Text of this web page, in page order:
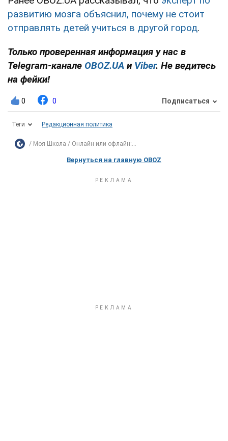
развитию мозга объяснил, почему не стоит
отправлять детей учиться в другой город.
Только проверенная информация у нас в
Telegram-канале OBOZ.UA и Viber. Не ведитесь
на фейки!
0 0 Подписаться
Теги Редакционная политика
Моя Школа Онлайн или офлайн:...
Вернуться на главную OBOZ